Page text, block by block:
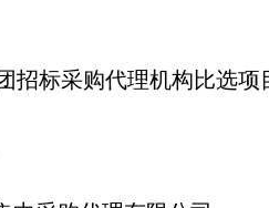
招标采购代理机构比选项